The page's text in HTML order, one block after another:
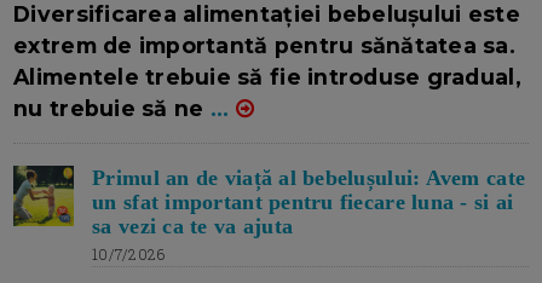
Diversificarea alimentației bebelușului este
extrem de importantă pentru sănătatea sa.
Alimentele trebuie să fie introduse gradual,
nu trebuie să ne ...
Primul an de viață al bebelușului: Avem cate
un sfat important pentru fiecare luna - si ai
sa vezi ca te va ajuta
10/7/2026